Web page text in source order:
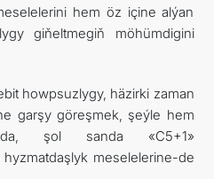
hem öz içine alýan
giňeltmegiň möhümdigini
howpsuzlygy, häzirki zaman
garşy göreşmek, şeýle hem
şol sanda «C5+1»
meselelerine-de